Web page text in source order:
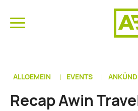
ALLGEMEIN EVENTS
Recap Awin